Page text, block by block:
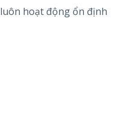
luôn hoạt động ổn định